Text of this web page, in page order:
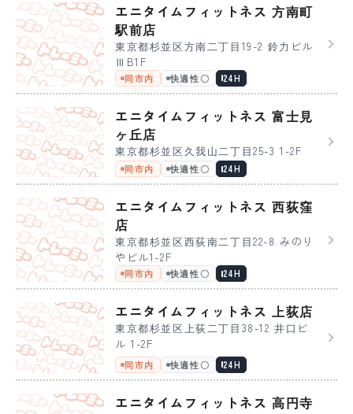
エニタイムフィットネス 方南町
駅前店
東京都杉並区方南二丁目19-2 鈴力ビル
ⅢB1F
同市内 快適性〇 24H
エニタイムフィットネス 富士見
ヶ丘店
東京都杉並区久我山二丁目25-3 1-2F
同市内 快適性〇 24H
エニタイムフィットネス 西荻窪
店
東京都杉並区西荻南二丁目22-8 みのり
やビル1-2F
同市内 快適性〇 24H
エニタイムフィットネス 上荻店
東京都杉並区上荻二丁目38-12 井口ビ
ル 1-2F
同市内 快適性〇 24H
エニタイムフィットネス 高円寺